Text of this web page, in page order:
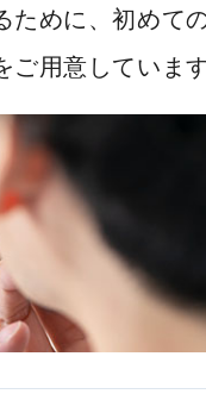
ために、初めて
ご用意していま